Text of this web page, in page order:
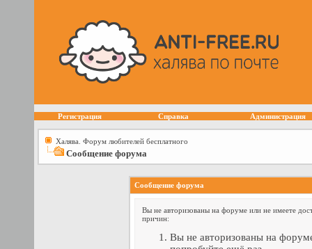
Регистрация Справка Администрация
Халява. Форум любителей бесплатного
Сообщение форума
Сообщение форума
Вы не авторизованы на форуме или не имеете
причин:
Вы не авторизованы на